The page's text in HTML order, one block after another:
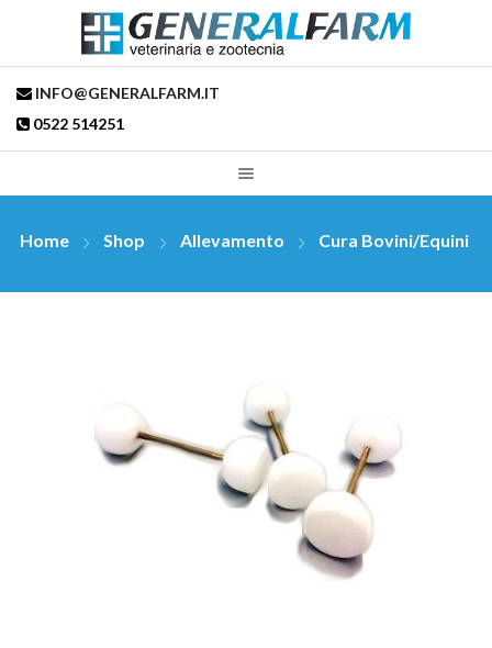
INFO@GENERALFARM.IT
0522 514251
Home Shop Allevamento Cura Bovini/Equini